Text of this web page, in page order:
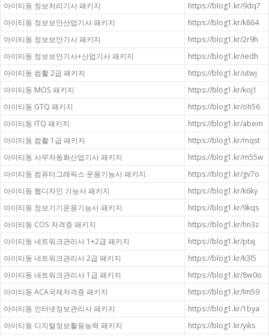
아이티동 정보처리기사 패키지
https://blog1.kr/9dq7
아이티동 정보보안산업기사 패키지
https://blog1.kr/k864
아이티동 정보보안기사 패키지
https://blog1.kr/2r9h
아이티동 정보보안기사+산업기사 패키지
https://blog1.kr/iedh
아이티동 컴활 2급 패키지
https://blog1.kr/utwj
아이티동 MOS 패키지
https://blog1.kr/koj1
아이티동 GTQ 패키지
https://blog1.kr/oh56
아이티동 ITQ 패키지
https://blog1.kr/abem
아이티동 컴활 1급 패키지
https://blog1.kr/mqst
아이티동 사무자동화산업기사 패키지
https://blog1.kr/m55w
아이티동 컴퓨터그래픽스 운용기능사 패키지
https://blog1.kr/gv7o
아이티동 웹디자인 기능사 패키지
https://blog1.kr/k6ky
아이티동 정보기기운용기능사 패키지
https://blog1.kr/9kqs
아이티동 COS 자격증 패키지
https://blog1.kr/hn3z
아이티동 네트워크관리사 1+2급 패키지
https://blog1.kr/ptxj
아이티동 네트워크관리사 2급 패키지
https://blog1.kr/k3l5
아이티동 네트워크관리사 1급 패키지
https://blog1.kr/8w0o
아이티동 ACA국제자격증 패키지
https://blog1.kr/lm59
아이티동 인터넷정보관리사 패키지
https://blog1.kr/1bya
아이티동 디지털정보활용능력 패키지
https://blog1.kr/yiks